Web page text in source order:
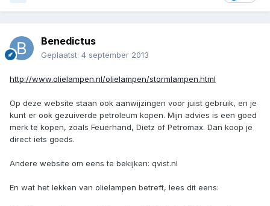
Benedictus
Geplaatst: 4 september 2013
http://www.olielampen.nl/olielampen/stormlampen.html
Op deze website staan ook aanwijzingen voor juist gebruik, en je
kunt er ook gezuiverde petroleum kopen. Mijn advies is een goed
merk te kopen, zoals Feuerhand, Dietz of Petromax. Dan koop je
direct iets goeds.
Andere website om eens te bekijken: qvist.nl
En wat het lekken van olielampen betreft, lees dit eens: